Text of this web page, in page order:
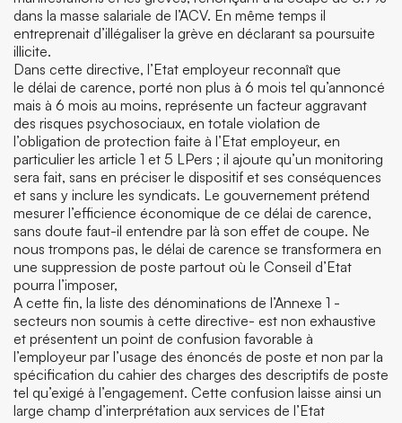
dans la masse salariale de l’ACV. En même temps il
entreprenait d’illégaliser la grève en déclarant sa poursuite
illicite.
Dans cette directive, l’Etat employeur reconnaît que
le délai de carence, porté non plus à 6 mois tel qu’annoncé
mais à 6 mois au moins, représente un facteur aggravant
des risques psychosociaux, en totale violation de
l’obligation de protection faite à l’Etat employeur, en
particulier les article 1 et 5 LPers ; il ajoute qu’un monitoring
sera fait, sans en préciser le dispositif et ses conséquences
et sans y inclure les syndicats. Le gouvernement prétend
mesurer l’efficience économique de ce délai de carence,
sans doute faut-il entendre par là son effet de coupe. Ne
nous trompons pas, le délai de carence se transformera en
une suppression de poste partout où le Conseil d’Etat
pourra l’imposer,
A cette fin, la liste des dénominations de l’Annexe 1 -
secteurs non soumis à cette directive- est non exhaustive
et présentent un point de confusion favorable à
l’employeur par l’usage des énoncés de poste et non par la
spécification du cahier des charges des descriptifs de poste
tel qu’exigé à l’engagement. Cette confusion laisse ainsi un
large champ d’interprétation aux services de l’Etat